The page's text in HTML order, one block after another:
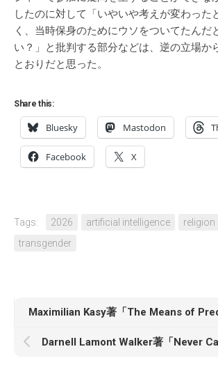
したのに対して「いやいや考えが変わった
く、当時保身のためにウソをついてたんだ
い？」と批判する部分などは、逆の立場か
とおりだと思った。
Share this:
Bluesky Mastodon
Facebook X
Tags: 2026 artificial intelligence religion
transgender